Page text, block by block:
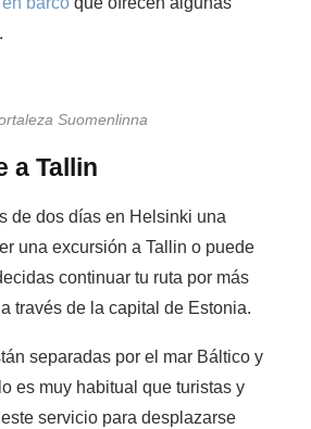
Suomenlinna
a Tallin
de dos días en Helsinki una
una excursión a Tallin o puede
continuar tu ruta por más
través de la capital de Estonia.
separadas por el mar Báltico y
es muy habitual que turistas y
servicio para desplazarse